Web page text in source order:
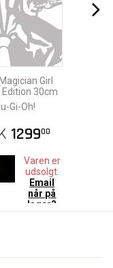
Girl
Edition 30cm
Gi-Oh!
129900
Varen er
udsolgt.
Email
når på
lager?